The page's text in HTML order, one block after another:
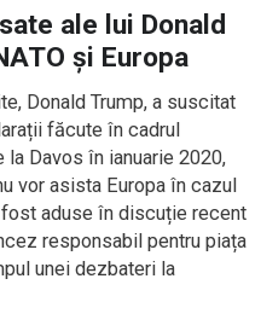
ale lui Donald
și Europa
Donald Trump, a suscitat
făcute în cadrul
Davos în ianuarie 2020,
vor asista Europa în cazul
aduse în discuție recent
responsabil pentru piața
unei dezbateri la